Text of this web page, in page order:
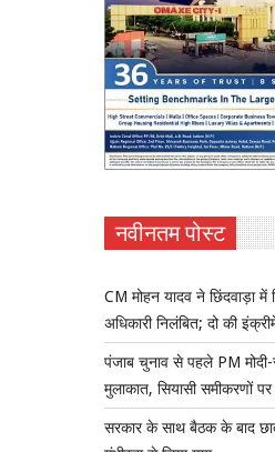
नवीनतम पोस्ट
CM मोहन यादव ने छिंदवाड़ा में
अधिकारी निलंबित; दो की
पंजाब चुनाव से पहले PM
मुलाकात, सियासी समीकरणों
सरकार के साथ बैठक के बाद